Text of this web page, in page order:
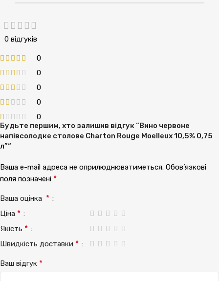
0 відгуків
0
0
0
0
0
Будьте першим, хто залишив відгук “Вино червоне
напівсолодке столове Charton Rouge Moelleux 10,5% 0,75
л”“
Ваша e-mail адреса не оприлюднюватиметься. Обов’язкові
поля позначені *
Ваша оцінка *
Ціна *
Якість *
Швидкість доставки *
Ваш відгук *